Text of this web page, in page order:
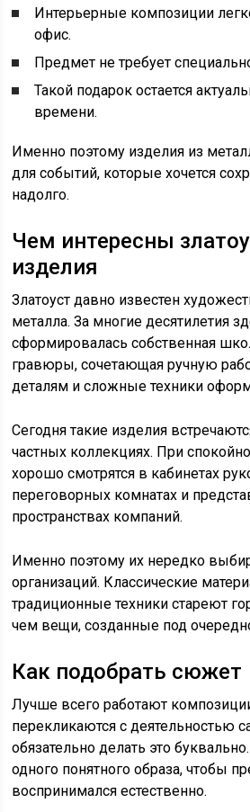
Интерьерные композиции
офис.
Предмет не требует
Такой подарок остается
времени.
Именно поэтому изделия из
для событий, которые хочется
надолго.
Чем интересны
изделия
Златоуст давно известен
металла. За многие десятилетия
сформировалась собственная
гравюры, сочетающая ручную
деталям и сложные техники
Сегодня такие изделия
частных коллекциях. При
хорошо смотрятся в кабинетах
переговорных комнатах и
пространствах компаний.
Именно поэтому их нередко
организаций. Классические
традиционные техники стареют
чем вещи, созданные под
Как подобрать сюжет
Лучше всего работают
перекликаются с деятельностью
обязательно делать это
одного понятного образа, чтобы
воспринимался естественно.